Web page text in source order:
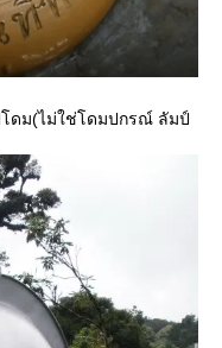
ดม(ไม่ใช่โดมปกรณ์ ลัมป์